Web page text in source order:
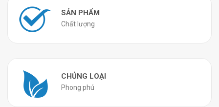
SẢN PHẨM
Chất lượng
CHỦNG LOẠI
Phong phú